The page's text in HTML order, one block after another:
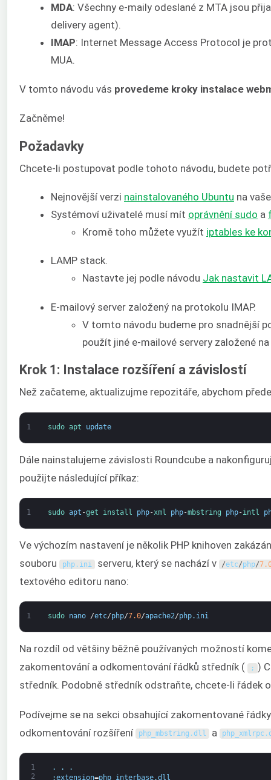
MDA: Všechny e-maily odeslané z MTA jsou
delivery agent).
IMAP: Internet Message Access Protocol je
MUA.
V tomto návodu vás provedeme kroky instalace
Začněme!
Požadavky
Chcete-li postupovat podle tohoto návodu, budete
Nejnovější verzi nainstalovaného Ubuntu na
Systémoví uživatelé musí mít oprávnění sudo a
Kromě toho můžete využít iptables ke
LAMP stack.
Nastavte jej podle návodu Jak nastavit
E-mailový server založený na protokolu IMAP.
V tomto návodu budeme pro snadnější
použít jiné e-mailové servery založené
Krok 1: Instalace rozšíření a závislostí
Než začateme, aktualizujme repozitáře, abychom
1 sudo apt update
Dále nainstalujeme závislosti Roundcube a
použijte následující příkaz:
1 sudo apt -get install php-xml php-mbstring php-intl
Ve výchozím nastavení je několik PHP knihoven
souboru
php. ini serveru, který se nachází v /etc/php/
textového editoru nano:
1 sudo nano /etc/php/7.0/apache2/php. ini
Na rozdíl od většiny běžně používaných možností
zakomentování a odkomentování řádků středník (
; )
středník. Podobně středník odstraňte, chcete-li řádek
Podívejme se na sekci obsahující zakomentované
odkomentování rozšíření
php_mbstring .dll a php_xmlrpc .
1
2
. .
.
;extension=php_interbase.dll